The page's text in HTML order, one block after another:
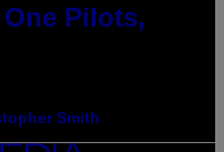
Pilots,
Smith